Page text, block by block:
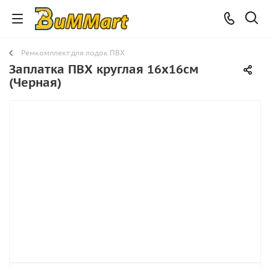
Ремкомплект для лодок ПВХ
Заплатка ПВХ круглая 16х16см
(Черная)